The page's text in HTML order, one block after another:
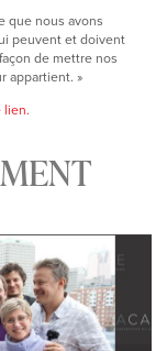
que nous avons
peuvent et doivent
de mettre nos
appartient. »
lien.